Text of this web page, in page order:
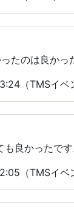
たのは良か
（TMSイベ
良かったです
（TMSイベ